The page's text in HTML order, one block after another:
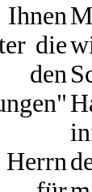
die
den